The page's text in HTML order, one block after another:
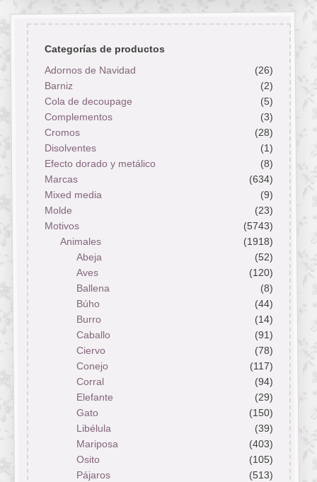
Categorías de productos
Adornos de Navidad
(26)
Barniz
(2)
Cola de decoupage
(5)
Complementos
(3)
Cromos
(28)
Disolventes
(1)
Efecto dorado y metálico
(8)
Marcas
(634)
Mixed media
(9)
Molde
(23)
Motivos
(5743)
Animales
(1918)
Abeja
(52)
Aves
(120)
Ballena
(8)
Búho
(44)
Burro
(14)
Caballo
(91)
Ciervo
(78)
Conejo
(117)
Corral
(94)
Elefante
(29)
Gato
(150)
Libélula
(39)
Mariposa
(403)
Osito
(105)
Pájaros
(513)